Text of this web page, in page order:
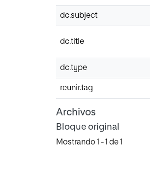
dc.subject
dc.title
dc.type
reunir.tag
Archivos
Bloque original
Mostrando 1 - 1 de 1